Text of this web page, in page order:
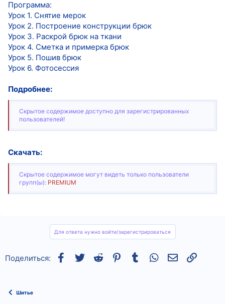
Программа:
Урок 1. Снятие мерок
Урок 2. Построение конструкции брюк
Урок 3. Раскрой брюк на ткани
Урок 4. Сметка и примерка брюк
Урок 5. Пошив брюк
Урок 6. Фотосессия
Подробнее:
Скрытое содержимое доступно для зарегистрированных
пользователей!
Скачать:
Скрытое содержимое могут видеть только пользователи
групп(ы): PREMIUM
Для ответа нужно войти/зарегистрироваться
Поделиться: Facebook
TwitterReddit Pinterest
Tumblr WhatsAppСсылка
Шитье